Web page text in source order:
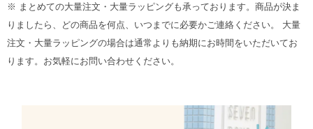
※ まとめての大量注文・大量ラッピングも承っております。商品が決ま
りましたら、どの商品を何点、いつまでに必要かご連絡ください。 大量
注文・大量ラッピングの場合は通常よりも納期にお時間をいただいてお
ります。お気軽にお問い合わせください。